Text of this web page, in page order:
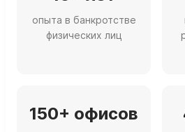
опыта в банкротстве
физических лиц
150+ офисов